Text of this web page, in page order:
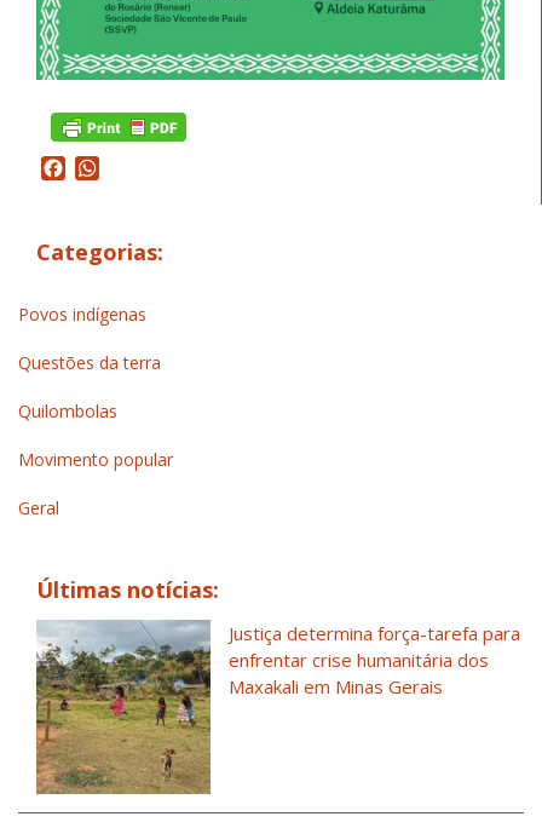
Facebook
Categorias:
Povos indígenas
Questões da terra
Quilombolas
Movimento popular
Geral
Últimas notícias:
Justiça determina força-tarefa para
enfrentar crise humanitária dos
Maxakali em Minas Gerais